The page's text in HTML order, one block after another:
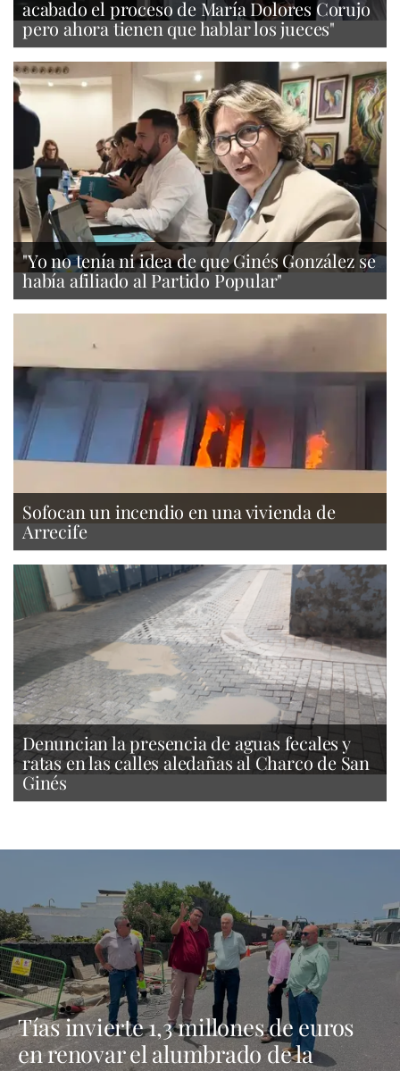
acabado el proceso de María Dolores Corujo
pero ahora tienen que hablar los jueces"
"Yo no tenía ni idea de que Ginés González se
había afiliado al Partido Popular"
Sofocan un incendio en una vivienda de
Arrecife
Denuncian la presencia de aguas fecales y
ratas en las calles aledañas al Charco de San
Ginés
Tías invierte 1,3 millones de euros
en renovar el alumbrado de la